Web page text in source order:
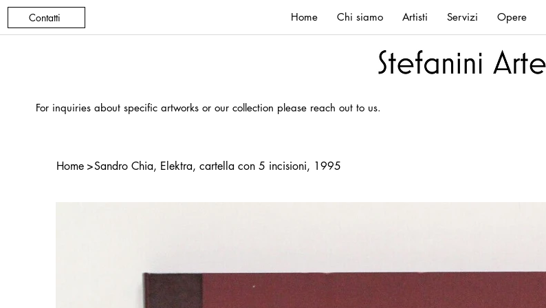
Contatti Home Chi siamo Artisti Servizi Opere
For inquiries about specific artworks or our collection please reach out to us.
Home >Sandro Chia, Elektra, cartella con 5 incisioni, 1995